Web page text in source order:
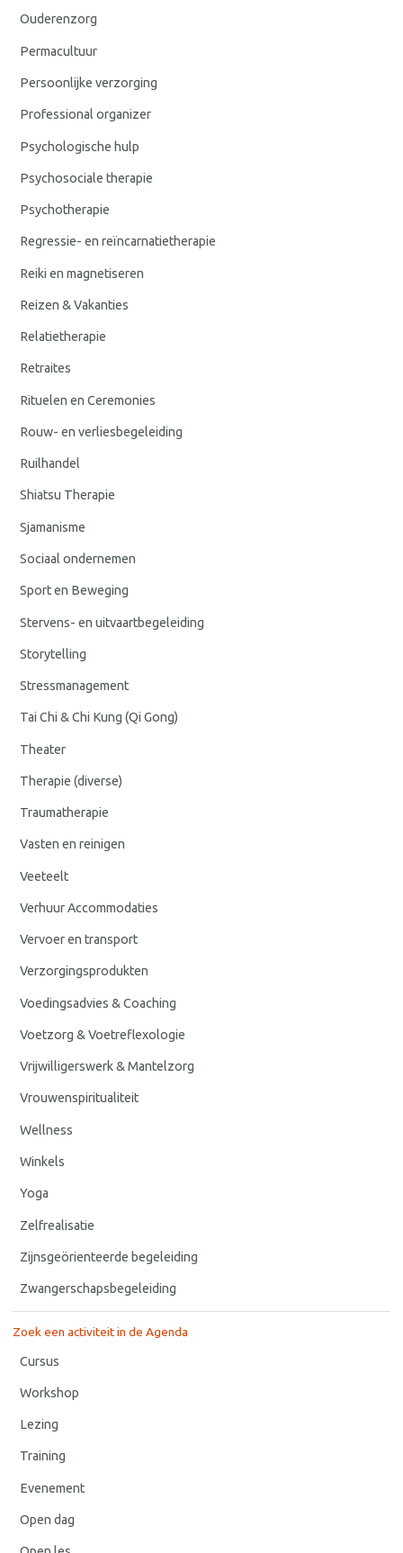
Ouderenzorg
Permacultuur
Persoonlijke verzorging
Professional organizer
Psychologische hulp
Psychosociale therapie
Psychotherapie
Regressie- en reïncarnatietherapie
Reiki en magnetiseren
Reizen & Vakanties
Relatietherapie
Retraites
Rituelen en Ceremonies
Rouw- en verliesbegeleiding
Ruilhandel
Shiatsu Therapie
Sjamanisme
Sociaal ondernemen
Sport en Beweging
Stervens- en uitvaartbegeleiding
Storytelling
Stressmanagement
Tai Chi & Chi Kung (Qi Gong)
Theater
Therapie (diverse)
Traumatherapie
Vasten en reinigen
Veeteelt
Verhuur Accommodaties
Vervoer en transport
Verzorgingsprodukten
Voedingsadvies & Coaching
Voetzorg & Voetreflexologie
Vrijwilligerswerk & Mantelzorg
Vrouwenspiritualiteit
Wellness
Winkels
Yoga
Zelfrealisatie
Zijnsgeörienteerde begeleiding
Zwangerschapsbegeleiding
Zoek een activiteit in de Agenda
Cursus
Workshop
Lezing
Training
Evenement
Open dag